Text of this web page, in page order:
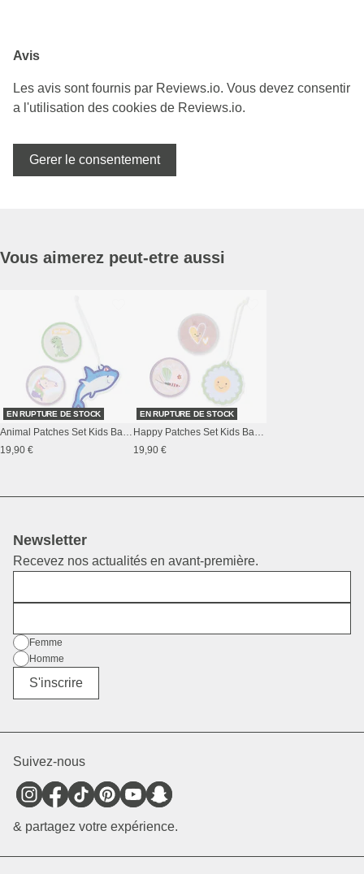
Avis
Les avis sont fournis par Reviews.io. Vous devez consentir
a l'utilisation des cookies de Reviews.io.
Gerer le consentement
Vous aimerez peut-etre aussi
EN RUPTURE DE STOCK
Animal Patches Set Kids Backpack
19,90 €
EN RUPTURE DE STOCK
Happy Patches Set Kids Backpack
19,90 €
Newsletter
Recevez nos actualités en avant-première.
SexeFemme
Homme
Divers
S'inscrire
Suivez-nous
& partagez votre expérience.